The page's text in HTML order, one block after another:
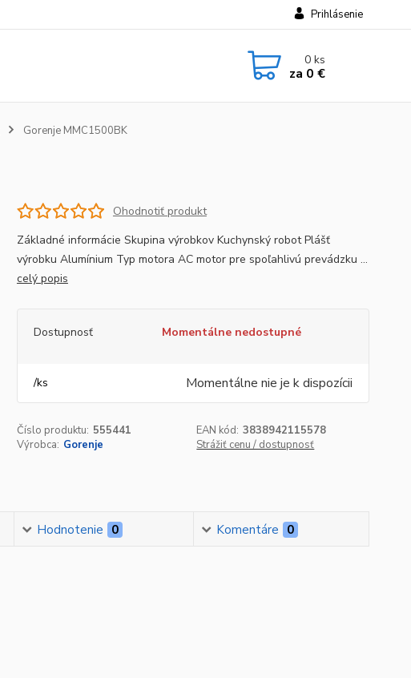
Prihlásenie
0ks
za 0 €
Gorenje MMC1500BK
Ohodnotiť produkt
Základné informácie Skupina výrobkov Kuchynský robot Plášť
výrobku Alumínium Typ motora AC motor pre spoľahlivú prevádzku ...
celý popis
Dostupnosť Momentálne nedostupné
/ks Momentálne nie je k dispozícii
Číslo produktu: 555441 EAN kód: 3838942115578
Výrobca: Gorenje Strážiť cenu / dostupnosť
Hodnotenie 0 Komentáre 0